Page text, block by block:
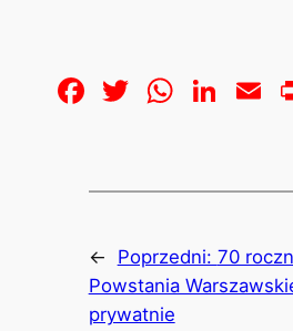
Facebook
Twitter
← Poprzedni: 70
Powstania
prywatnie